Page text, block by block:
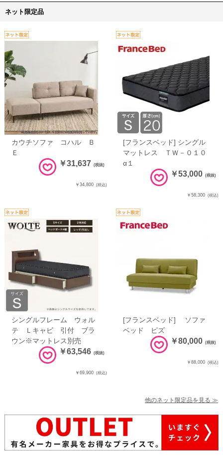
ネット限定品
カウチソファ コハル Ｂ
Ｅ
￥31,637 (税抜)
￥34,800 (税込)
[フランスベッド] シングル
マットレス ＴＷ－０１０
α１
￥53,000 (税抜)
￥58,300 (税込)
シングルフレーム ウォル
テ Ｌキャビ 引付 ブラ
ウン※マットレス別売
￥63,546 (税抜)
￥69,900 (税込)
[フランスベッド] ソファ
ベッド ピズ
￥80,000 (税抜)
￥88,000 (税込)
他のネット限定品を見る ≫